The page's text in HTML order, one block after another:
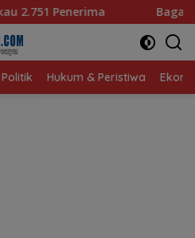
Bagaimana KIP Hadapi Deepfake
Politik Hukum & Peristiwa